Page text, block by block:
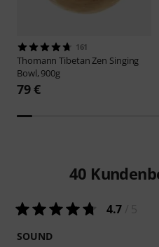
161
ThomannTibetan Zen Singing
Bowl, 900g
79 €
40
4.7
SOUND